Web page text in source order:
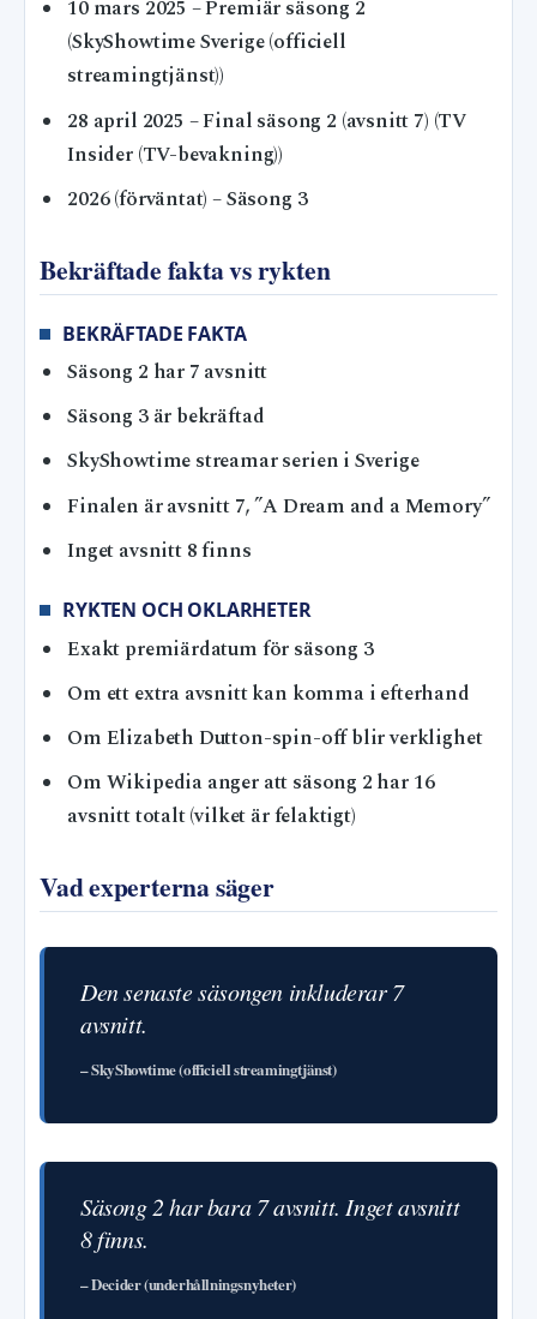
10 mars 2025 – Premiär säsong 2
(SkyShowtime Sverige (officiell
streamingtjänst))
28 april 2025 – Final säsong 2 (avsnitt 7) (TV
Insider (TV-bevakning))
2026 (förväntat) – Säsong 3
Bekräftade fakta vs rykten
BEKRÄFTADE FAKTA
Säsong 2 har 7 avsnitt
Säsong 3 är bekräftad
SkyShowtime streamar serien i Sverige
Finalen är avsnitt 7, ”A Dream and a Memory”
Inget avsnitt 8 finns
RYKTEN OCH OKLARHETER
Exakt premiärdatum för säsong 3
Om ett extra avsnitt kan komma i efterhand
Om Elizabeth Dutton-spin-off blir verklighet
Om Wikipedia anger att säsong 2 har 16
avsnitt totalt (vilket är felaktigt)
Vad experterna säger
Den senaste säsongen inkluderar 7
avsnitt.
– SkyShowtime (officiell streamingtjänst)
Säsong 2 har bara 7 avsnitt. Inget avsnitt
8 finns.
– Decider (underhållningsnyheter)